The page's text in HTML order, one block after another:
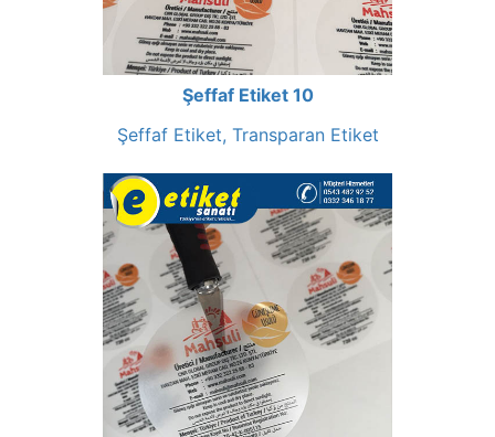
Şeffaf Etiket 10
Şeffaf Etiket, Transparan Etiket